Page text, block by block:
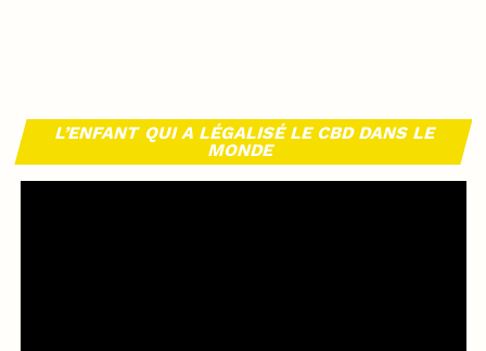
L’ENFANT QUI A LÉGALISÉ LE CBD DANS LE
MONDE